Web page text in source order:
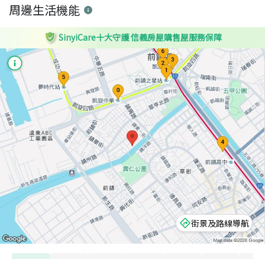
周邊生活機能
SinyiCare十大守護 信義房屋購售屋服務保障
街景及路線導航